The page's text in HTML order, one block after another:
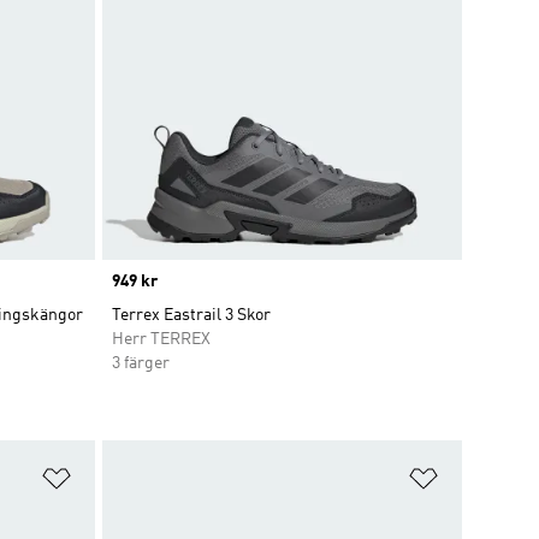
Price
949 kr
Terrex Eastrail 3 Skor
Herr TERREX
3 färger